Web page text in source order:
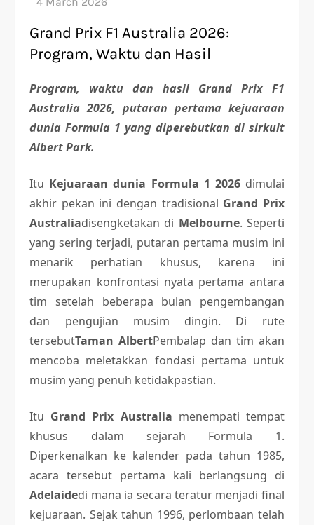
Grand Prix F1 Australia 2026:
Program, Waktu dan Hasil
Program, waktu dan hasil Grand Prix F1
Australia 2026, putaran pertama kejuaraan
dunia Formula 1 yang diperebutkan di sirkuit
Albert Park.
Itu Kejuaraan dunia Formula 1 2026dimulai
akhir pekan ini dengan tradisional Grand Prix
Australiadisengketakan di Melbourne. Seperti
yang sering terjadi, putaran pertama musim ini
menarik perhatian khusus, karena ini
merupakan konfrontasi nyata pertama antara
tim setelah beberapa bulan pengembangan
dan pengujian musim dingin. Di rute
tersebutTaman AlbertPembalap dan tim akan
mencoba meletakkan fondasi pertama untuk
musim yang penuh ketidakpastian.
Itu Grand Prix Australia menempati tempat
khusus dalam sejarah Formula 1.
Diperkenalkan ke kalender pada tahun 1985,
acara tersebut pertama kali berlangsung di
Adelaidedi mana ia secara teratur menjadi final
kejuaraan. Sejak tahun 1996, perlombaan telah